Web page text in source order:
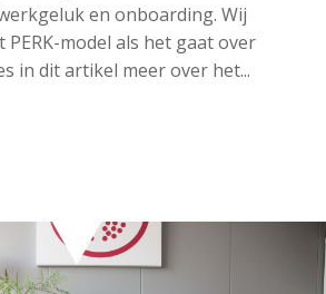
en onboarding. Wij
PERK-model als het gaat over
in dit artikel meer over het...